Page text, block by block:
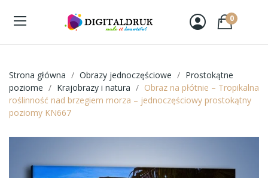
0
Strona główna Obrazy jednoczęściowe
Prostokątne
poziome
Krajobrazy i natura
Obraz na płótnie – Tropikalna
roślinność nad brzegiem morza – jednoczęściowy prostokątny
poziomy KN667